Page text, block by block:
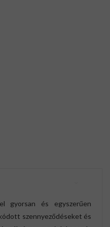
gyorsan és egyszerűen
szennyeződéseket és